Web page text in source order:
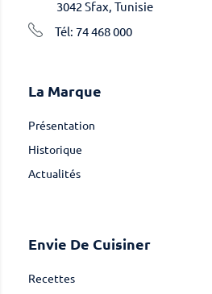
3042 Sfax, Tunisie
Tél: 74 468 000
La Marque
Présentation
Historique
Actualités
Envie De Cuisiner
Recettes